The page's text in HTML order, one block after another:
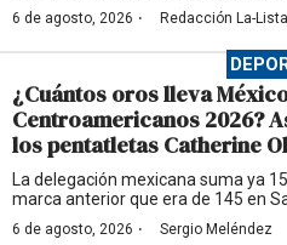
6 de agosto, 2026 · Redacción La-Lista
¿Cuántos oros lleva
Centroamericanos 2026?
los pentatletas Catherine
La delegación mexicana suma ya
marca anterior que era de 145 en
6 de agosto, 2026 · Sergio Meléndez